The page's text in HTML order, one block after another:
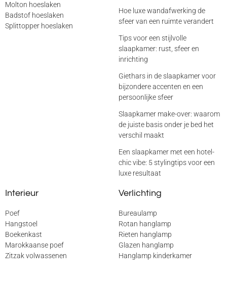
Molton hoeslaken
Badstof hoeslaken
Splittopper hoeslaken
Hoe luxe wandafwerking de
sfeer van een ruimte verandert
Tips voor een stijlvolle
slaapkamer: rust, sfeer en
inrichting
Giethars in de slaapkamer voor
bijzondere accenten en een
persoonlijke sfeer
Slaapkamer make-over: waarom
de juiste basis onder je bed het
verschil maakt
Een slaapkamer met een hotel-
chic vibe: 5 stylingtips voor een
luxe resultaat
Interieur
Poef
Hangstoel
Boekenkast
Marokkaanse poef
Zitzak volwassenen
Verlichting
Bureaulamp
Rotan hanglamp
Rieten hanglamp
Glazen hanglamp
Hanglamp kinderkamer